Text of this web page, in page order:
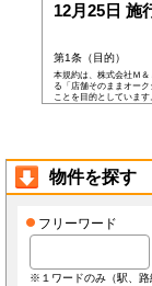
12月25日 施
第1条（目的）
本規約は、株式会社Ｍ
る「店舗そのままオー
ことを目的としています。
以下の各号の条件
本規約に同意
当社所定の登
前項にかかわらず
とし、会員登録が
を取り消すことが
未成年者、成
物件を探す
フリーワード
※１ワードのみ（駅、路